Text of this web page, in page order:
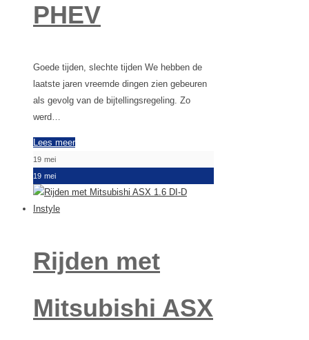
PHEV
Goede tijden, slechte tijden We hebben de
laatste jaren vreemde dingen zien gebeuren
als gevolg van de bijtellingsregeling. Zo
werd…
Lees meer
19 mei
19 mei
Rijden met
Mitsubishi ASX